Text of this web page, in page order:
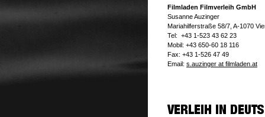
Filmladen Filmverleih GmbH
Susanne Auzinger
Mariahilferstraße 58/7, A-1070
Tel: +43 1-523 43 62 23
Mobil: +43 650-60 18 116
Fax: +43 1-526 47 49
Email: s.auzinger at filmladen.at